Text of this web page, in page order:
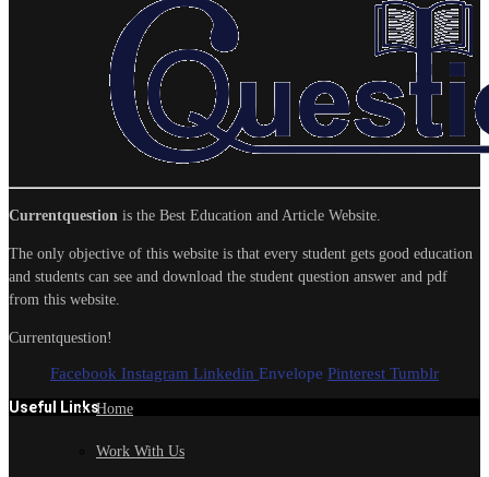
Currentquestion is the Best Education and Article Website.
The only objective of this website is that every student gets good education
and students can see and download the student question answer and pdf
from this website.
Currentquestion!
Facebook Instagram Linkedin Envelope Pinterest Tumblr
Useful LinksHome
Work With Us